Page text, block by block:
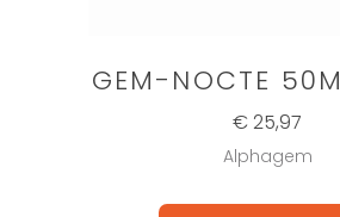
GEM-NOCTE
€ 25,97
Alphagem